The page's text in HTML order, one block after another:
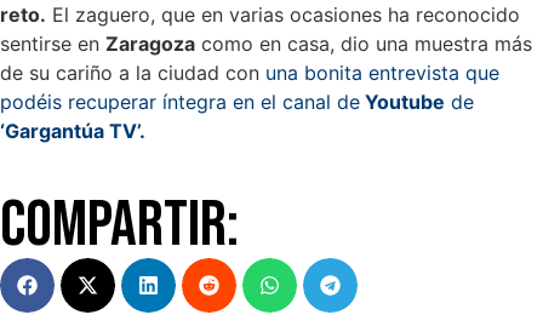
reto. El zaguero, que en varias ocasiones ha reconocido
sentirse en Zaragoza como en casa, dio una muestra más
de su cariño a la ciudad con una bonita entrevista que
podéis recuperar íntegra en el canal de Youtube de
‘Gargantúa TV’.
Compartir: